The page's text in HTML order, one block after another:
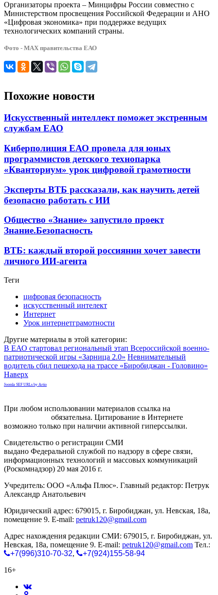
Организаторы проекта – Минцифры России совместно с
Министерством просвещения Российской Федерации и АНО
«Цифровая экономика» при поддержке ведущих
технологических компаний страны.
Фото - МАХ правительства ЕАО
Похожие новости
Искусственный интеллект поможет экстренным
службам ЕАО
Киберполиция ЕАО провела для юных
программистов детского технопарка
«Кванториум» урок цифровой грамотности
Эксперты ВТБ рассказали, как научить детей
безопасно работать с ИИ
Общество «Знание» запустило проект
Знание.Безопасность
ВТБ: каждый второй россиянин хочет завести
личного ИИ-агента
Теги
цифровая безопасность
искусственный интелект
Интернет
Урок интернетграмотности
Другие материалы в этой категории:
В ЕАО стартовал региональный этап Всероссийской военно-
патриотической игры «Зарница 2.0» Невнимательный
водитель сбил пешехода на трассе «Биробиджан - Головино»
Наверх
Joomla SEF URLs by Artio
При любом использовании материалов ссылка на
обязательна. Цитирование в Интернете
возможно только при наличии активной гиперссылки.
Свидетельство о регистрации СМИ
выдано Федеральной службой по надзору в сфере связи,
информационных технологий и массовых коммуникаций
(Роскомнадзор) 20 мая 2016 г.
Учредитель: ООО «Альфа Плюс». Главный редактор: Петрук
Александр Анатольевич
Юридический адрес: 679015, г. Биробиджан, ул. Невская, 18а,
помещение 9. E-mail: petruk120@gmail.com
Адрес нахождения редакции СМИ: 679015, г. Биробиджан, ул.
Невская, 18а, помещение 9. E-mail: petruk120@gmail.com Тел.:
+7(996)310-70-32,
+7(924)155-58-94
16+